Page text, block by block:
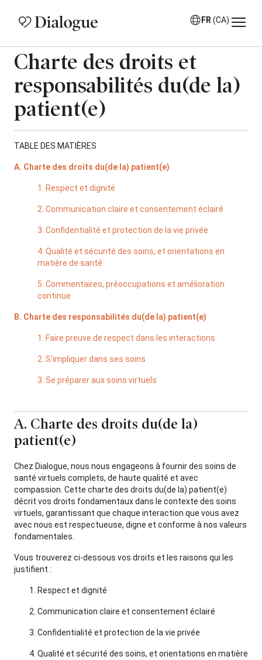
FR (CA)
Charte des droits et
responsabilités du(de la)
patient(e)
TABLE DES MATIÈRES
A. Charte des droits du(de la) patient(e)
1. Respect et dignité
2. Communication claire et consentement éclairé
3. Confidentialité et protection de la vie privée
4. Qualité et sécurité des soins, et orientations en
matière de santé
5. Commentaires, préoccupations et amélioration
continue
B. Charte des responsabilités du(de la) patient(e)
1. Faire preuve de respect dans les interactions
2. S'impliquer dans ses soins
3. Se préparer aux soins virtuels
A. Charte des droits du(de la)
patient(e)
Chez Dialogue, nous nous engageons à fournir des soins de
santé virtuels complets, de haute qualité et avec
compassion. Cette charte des droits du(de la) patient(e)
décrit vos droits fondamentaux dans le contexte des soins
virtuels, garantissant que chaque interaction que vous avez
avec nous est respectueuse, digne et conforme à nos valeurs
fondamentales.
Vous trouverez ci-dessous vos droits et les raisons qui les
justifient :
Respect et dignité
Communication claire et consentement éclairé
Confidentialité et protection de la vie privée
Qualité et sécurité des soins, et orientations en matière